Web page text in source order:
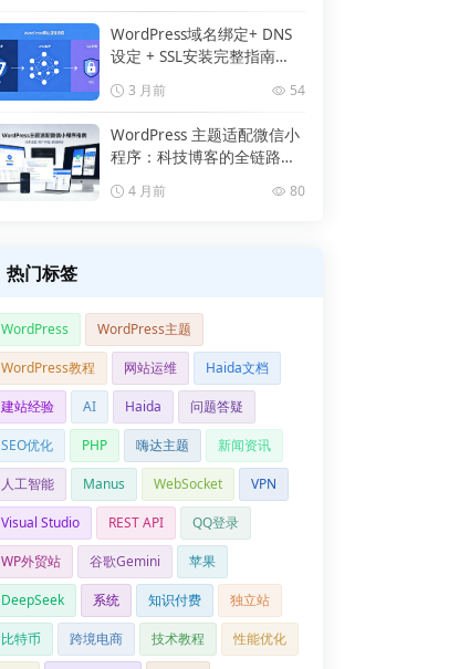
WordPress域名绑定+ DNS
设定 + SSL安装完整指南
3 月前 54
WordPress 主题适配微信小
程序：科技博客的全链路落
4 月前 80
热门标签
WordPress WordPress主题
WordPress教程 网站运维 Haida文档
建站经验 AI Haida 问题答疑
SEO优化 PHP 嗨达主题 新闻资讯
人工智能 Manus WebSocket VPN
Visual Studio REST API QQ登录
WP外贸站 谷歌Gemini 苹果
DeepSeek 系统 知识付费 独立站
比特币 跨境电商 技术教程 性能优化